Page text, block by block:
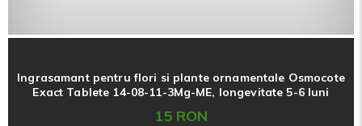
Ingrasamant pentru flori si plante ornamentale Osmocote
Exact Tablete 14-08-11-3Mg-ME, longevitate 5-6 luni
15 RON